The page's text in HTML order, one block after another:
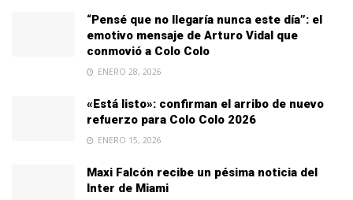
“Pensé que no llegaría nunca este día”: el
emotivo mensaje de Arturo Vidal que
conmovió a Colo Colo
ENERO 28, 2026
«Está listo»: confirman el arribo de nuevo
refuerzo para Colo Colo 2026
ENERO 15, 2026
Maxi Falcón recibe un pésima noticia del
Inter de Miami